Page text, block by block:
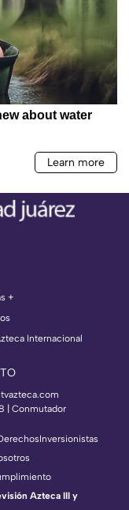
+
Internacional
| Conmutador
Inversionistas
Azteca III y